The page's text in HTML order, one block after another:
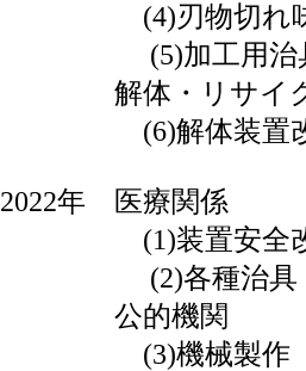
(4)刃物切れ味
(5)加工用治
解体・リサイク
(6)解体装置
2022年 医療関係
(1)装置安全
(2)各種治具
公的機関
(3)機械製作